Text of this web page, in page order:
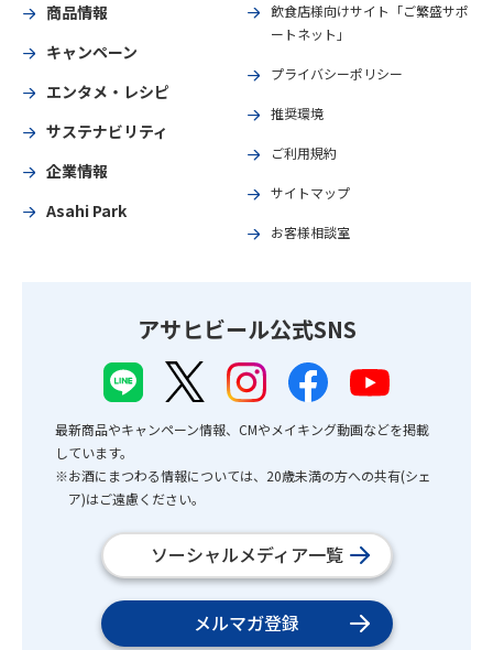
商品情報
キャンペーン
エンタメ・レシピ
サステナビリティ
企業情報
Asahi Park
飲食店様向けサイト「ご繁盛サポ
ートネット」
プライバシーポリシー
推奨環境
ご利用規約
サイトマップ
お客様相談室
アサヒビール公式SNS
最新商品やキャンペーン情報、CMやメイキング動画などを掲載
しています。
※お酒にまつわる情報については、20歳未満の方への共有(シェ
ア)はご遠慮ください。
ソーシャルメディア一覧
メルマガ登録